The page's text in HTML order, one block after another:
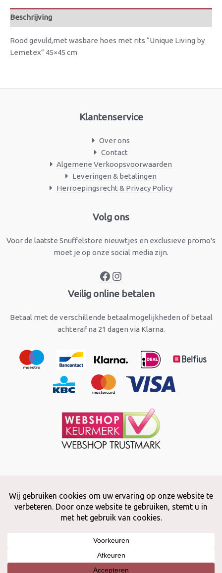
Beschrijving
Rood gevuld,met wasbare hoes met rits “Unique Living by
Lemetex” 45×45 cm
Klantenservice
Over ons
Contact
Algemene Verkoopsvoorwaarden
Leveringen & betalingen
Herroepingsrecht & Privacy Policy
Volg ons
Voor de laatste Snuffelstore nieuwtjes en exclusieve promo's
moet je op onze social media zijn.
Facebook
Veilig online betalen
Betaal met de verschillende betaalmogelijkheden of betaal
achteraf na 21 dagen via Klarna.
Copyright © 2026 Snuffelstore
Adax BV - 0032 (0)50 66 56 51 -info@snuffelstore.be
Created byWeCodeIT